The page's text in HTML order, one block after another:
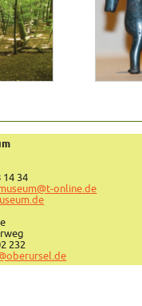
14 34
online.de
232